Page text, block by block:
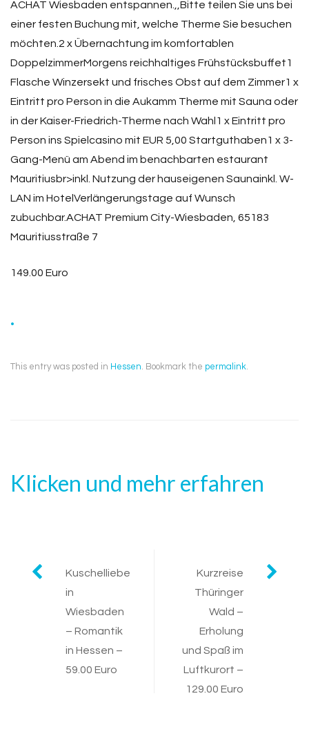
ACHAT Wiesbaden entspannen.,,Bitte teilen Sie uns bei
einer festen Buchung mit, welche Therme Sie besuchen
möchten.2 x Übernachtung im komfortablen
DoppelzimmerMorgens reichhaltiges Frühstücksbuffet1
Flasche Winzersekt und frisches Obst auf dem Zimmer1 x
Eintritt pro Person in die Aukamm Therme mit Sauna oder
in der Kaiser-Friedrich-Therme nach Wahl1 x Eintritt pro
Person ins Spielcasino mit EUR 5,00 Startguthaben1 x 3-
Gang-Menü am Abend im benachbarten estaurant
Mauritiusbr>inkl. Nutzung der hauseigenen Saunainkl. W-
LAN im HotelVerlängerungstage auf Wunsch
zubuchbar.ACHAT Premium City-Wiesbaden, 65183
Mauritiusstraße 7
149.00 Euro
.
This entry was posted in Hessen. Bookmark the permalink.
Klicken und mehr erfahren
Post
navigation
Kuschelliebe
in
Wiesbaden
– Romantik
in Hessen –
59.00 Euro
Kurzreise
Thüringer
Wald –
Erholung
und Spaß im
Luftkurort –
129.00 Euro